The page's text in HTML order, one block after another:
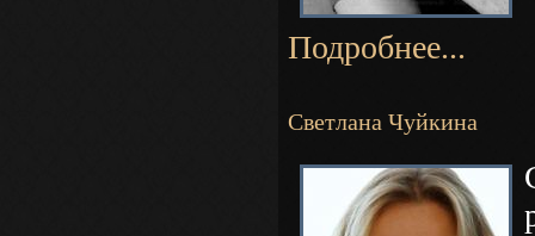
Подробнее...
Светлана Чуйкина